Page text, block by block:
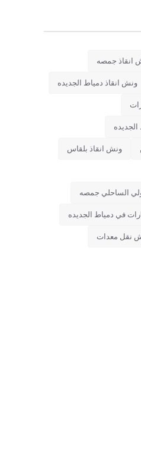
انقاذ جمصه
ونش انقاذ دمياط الجديده
ونش انقاذ بلقاس
الساحلي جمصه
في دمياط الجديده
نقل معدات